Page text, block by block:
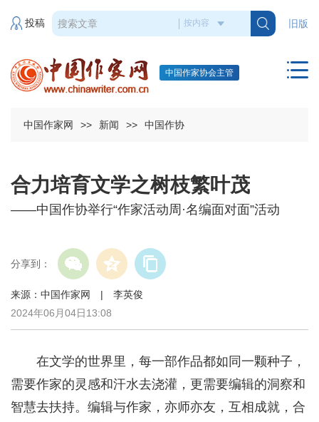
旧版
投稿
中国作家协会主管
中国作家网 >> 新闻 >> 中国作协
合力培育文学之树枝繁叶茂
——中国作协举行“作家活动周·名编面对面”活动
分享到：
来源：中国作家网 | 李英俊
2024年06月04日13:08
在文学的世界里，每一部作品都如同一颗种子，
需要作家的灵感和汗水去浇灌，更需要编辑的洞察和
智慧去扶持。编辑与作家，亦师亦友，互相成就，合